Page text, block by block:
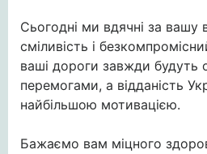
Сьогодні ми вдячні за вашу
сміливість і
ваші дороги завжди будуть
перемогами, а відданість
найбільшою мотивацією.
Бажаємо вам міцного